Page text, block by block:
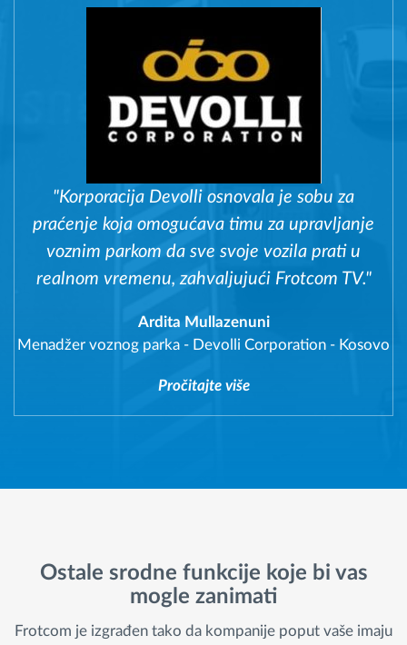
"Korporacija Devolli osnovala je sobu za
praćenje koja omogućava timu za upravljanje
voznim parkom da sve svoje vozila prati u
realnom vremenu, zahvaljujući Frotcom TV."
Ardita Mullazenuni
Menadžer voznog parka - Devolli Corporation - Kosovo
Pročitajte više
Ostale srodne funkcije koje bi vas
mogle zanimati
Frotcom je izgrađen tako da kompanije poput vaše imaju